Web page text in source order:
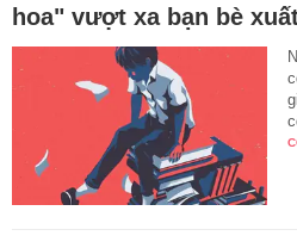
hoa" vượt xa bạn bè